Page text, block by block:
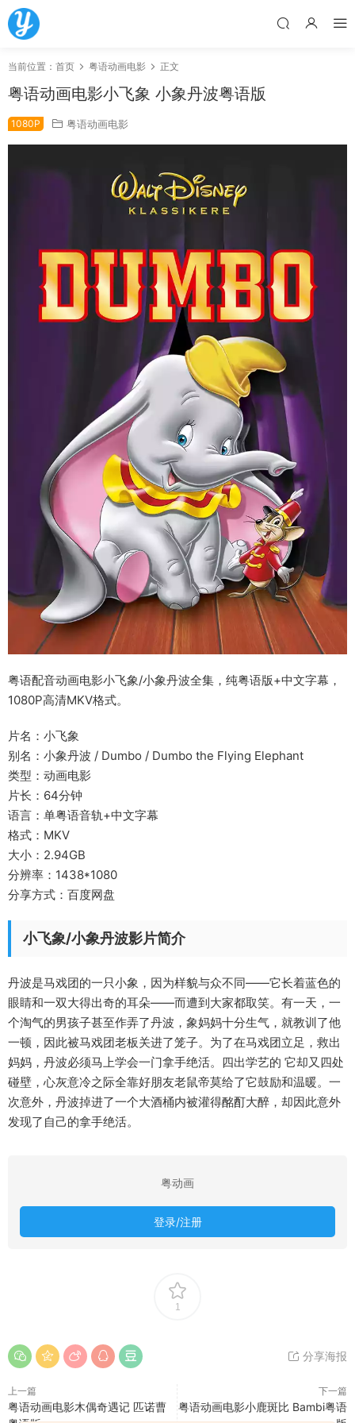
当前位置： 首页 粤语动画电影 正文
粤语动画电影小飞象 小象丹波粤语版
1080P 粤语动画电影
粤语配音动画电影小飞象/小象丹波全集，纯粤语版+中文字幕，
1080P高清MKV格式。
片名：小飞象
别名：小象丹波 / Dumbo / Dumbo the Flying Elephant
类型：动画电影
片长：64分钟
语言：单粤语音轨+中文字幕
格式：MKV
大小：2.94GB
分辨率：1438*1080
分享方式：百度网盘
小飞象/小象丹波影片简介
丹波是马戏团的一只小象，因为样貌与众不同——它长着蓝色的
眼睛和一双大得出奇的耳朵——而遭到大家都取笑。有一天，一
个淘气的男孩子甚至作弄了丹波，象妈妈十分生气，就教训了他
一顿，因此被马戏团老板关进了笼子。为了在马戏团立足，救出
妈妈，丹波必须马上学会一门拿手绝活。四出学艺的 它却又四处
碰壁，心灰意冷之际全靠好朋友老鼠帝莫给了它鼓励和温暖。一
次意外，丹波掉进了一个大酒桶内被灌得酩酊大醉，却因此意外
发现了自己的拿手绝活。
粤动画
登录/注册
1
分享海报
上一篇
粤语动画电影木偶奇遇记 匹诺曹
下一篇
粤语动画电影小鹿斑比 Bambi粤语